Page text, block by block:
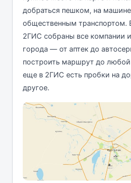
добраться пешком, на
общественным транспортом.
2ГИС собраны все компании
города — от аптек до
построить маршрут до
еще в 2ГИС есть пробки на
другое.